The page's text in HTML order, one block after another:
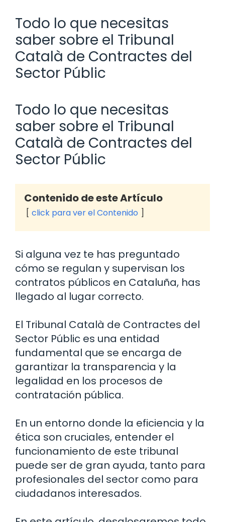
Todo lo que necesitas
saber sobre el Tribunal
Català de Contractes del
Sector Públic
Todo lo que necesitas
saber sobre el Tribunal
Català de Contractes del
Sector Públic
Contenido de este Artículo
click para ver el Contenido
Si alguna vez te has preguntado
cómo se regulan y supervisan los
contratos públicos en Cataluña, has
llegado al lugar correcto.
El Tribunal Català de Contractes del
Sector Públic es una entidad
fundamental que se encarga de
garantizar la transparencia y la
legalidad en los procesos de
contratación pública.
En un entorno donde la eficiencia y la
ética son cruciales, entender el
funcionamiento de este tribunal
puede ser de gran ayuda, tanto para
profesionales del sector como para
ciudadanos interesados.